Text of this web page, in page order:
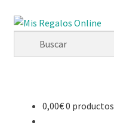
0,00€0 productos